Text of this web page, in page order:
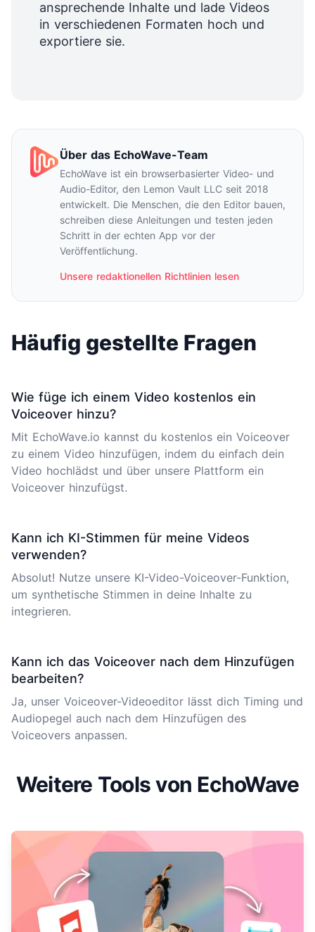
ansprechende Inhalte und lade Videos
in verschiedenen Formaten hoch und
exportiere sie.
Über das EchoWave-Team
EchoWave ist ein browserbasierter Video- und
Audio-Editor, den Lemon Vault LLC seit 2018
entwickelt. Die Menschen, die den Editor bauen,
schreiben diese Anleitungen und testen jeden
Schritt in der echten App vor der
Veröffentlichung.
Unsere redaktionellen Richtlinien lesen
Häufig gestellte Fragen
Wie füge ich einem Video kostenlos ein
Voiceover hinzu?
Mit EchoWave.io kannst du kostenlos ein Voiceover
zu einem Video hinzufügen, indem du einfach dein
Video hochlädst und über unsere Plattform ein
Voiceover hinzufügst.
Kann ich KI-Stimmen für meine Videos
verwenden?
Absolut! Nutze unsere KI-Video-Voiceover-Funktion,
um synthetische Stimmen in deine Inhalte zu
integrieren.
Kann ich das Voiceover nach dem Hinzufügen
bearbeiten?
Ja, unser Voiceover-Videoeditor lässt dich Timing und
Audiopegel auch nach dem Hinzufügen des
Voiceovers anpassen.
Weitere Tools von EchoWave
Mehr erfahren über Audio zu Video hinzufügen